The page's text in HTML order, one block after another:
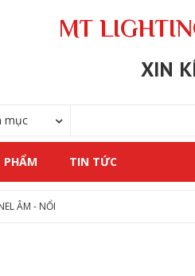
MT
XIN
mục
PHẨM TIN TỨC
ÂM - NỔI